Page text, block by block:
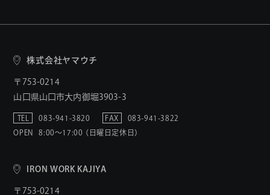
株式会社ヤマウチ
〒753-0214
山口県山口市大内御堀3903-3
TEL 083-941-3820 FAX
083-941-3822
OPEN
8:00〜17:00 （日曜日定休日）
IRON WORK KAJIYA
〒753-0214